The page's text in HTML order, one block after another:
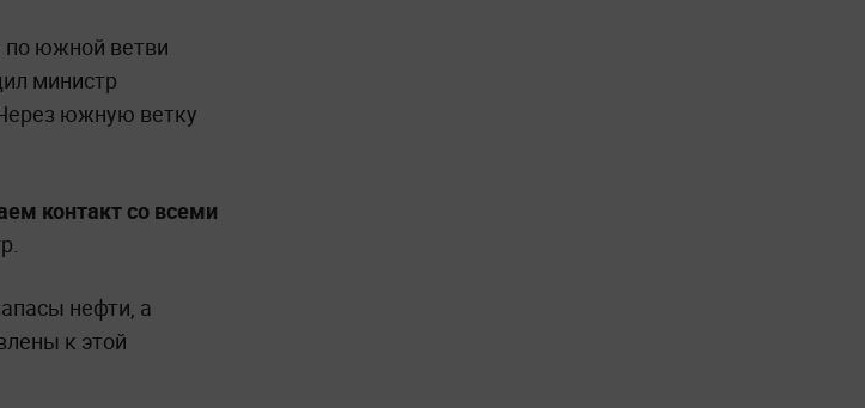
по южной ветви
министр
южную ветку
контакт со всеми
нефти, а
к этой